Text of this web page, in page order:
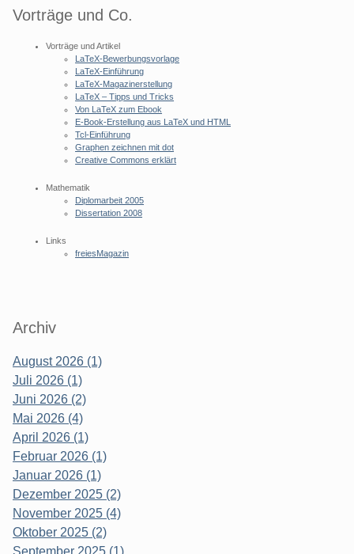
Vorträge und Co.
Vorträge und Artikel
LaTeX-Bewerbungsvorlage
LaTeX-Einführung
LaTeX-Magazinerstellung
LaTeX – Tipps und Tricks
Von LaTeX zum Ebook
E-Book-Erstellung aus LaTeX und HTML
Tcl-Einführung
Graphen zeichnen mit dot
Creative Commons erklärt
Mathematik
Diplomarbeit 2005
Dissertation 2008
Links
freiesMagazin
Archiv
August 2026 (1)
Juli 2026 (1)
Juni 2026 (2)
Mai 2026 (4)
April 2026 (1)
Februar 2026 (1)
Januar 2026 (1)
Dezember 2025 (2)
November 2025 (4)
Oktober 2025 (2)